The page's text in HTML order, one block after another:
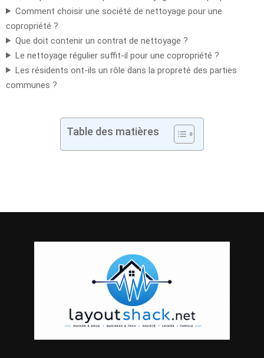
Comment choisir une société de nettoyage pour une
copropriété ?
Que doit contenir un contrat de nettoyage ?
Le nettoyage régulier suffit-il pour une copropriété ?
Les résidents ont-ils un rôle dans la propreté des parties
communes ?
Table des matières